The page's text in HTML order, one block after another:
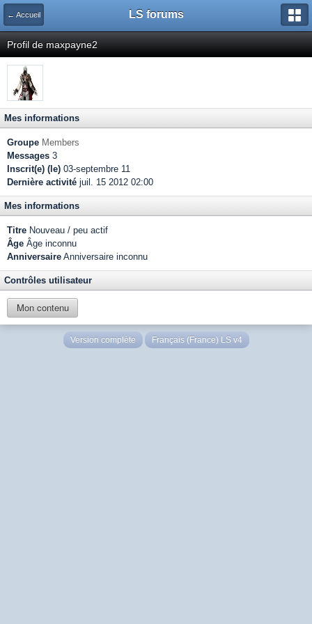
← Accueil LS forums
Profil de maxpayne2
Mes informations
Groupe Members
Messages 3
Inscrit(e) (le) 03-septembre 11
Dernière activité juil. 15 2012 02:00
Mes informations
Titre Nouveau / peu actif
Âge Âge inconnu
Anniversaire Anniversaire inconnu
Contrôles utilisateur
Mon contenu
Version complète Français (France) LS v4